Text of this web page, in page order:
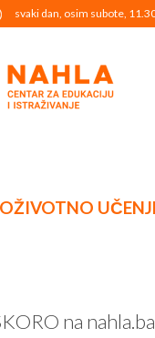
svaki dan, osim subote,
na